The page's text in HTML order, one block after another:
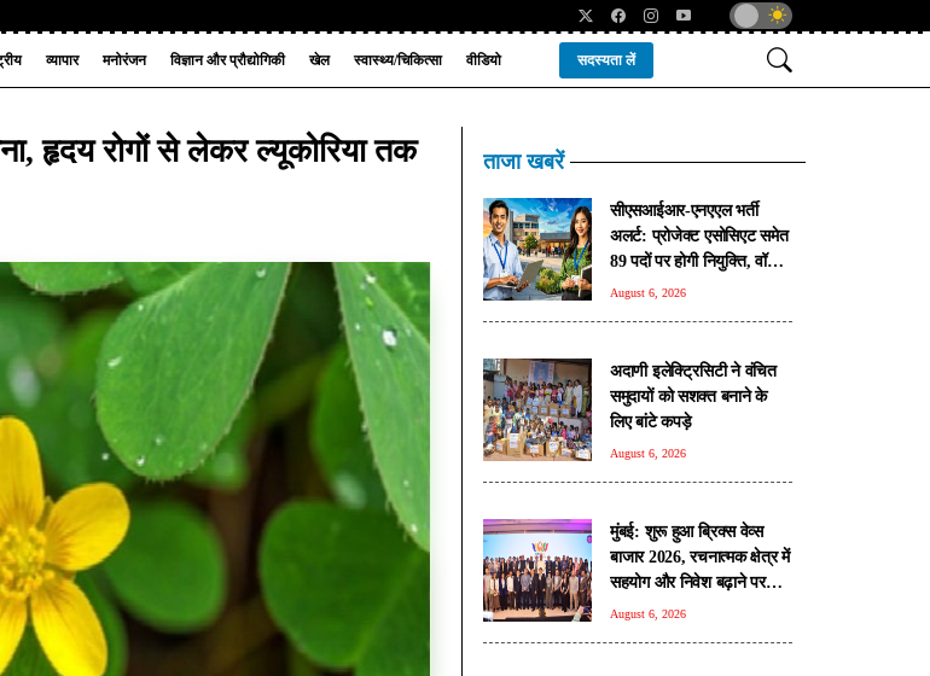
व्यापार मनोरंजन विज्ञान और प्रौद्योगिकी खेल स्वास्थ्य/चिकित्सा वीडियो सदस्यता लें
हृदय रोगों से लेकर ल्यूकोरिया तक
ताजा खबरें
सीएसआईआर-एनएएल भर्ती
अलर्ट: प्रोजेक्ट एसोसिएट समेत
89 पदों पर होगी नियुक्ति, वॉक-
इन इंटरव्यू 10 अगस्त से
August 6, 2026
अदाणी इलेक्ट्रिसिटी ने वंचित
समुदायों को सशक्त बनाने के
लिए बांटे कपड़े
August 6, 2026
मुंबई: शुरू हुआ ब्रिक्स वेव्स
बाजार 2026, रचनात्मक क्षेत्र में
सहयोग और निवेश बढ़ाने पर
जोर
August 6, 2026